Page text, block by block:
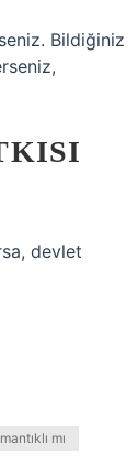
Bildiğiniz
devlet
mı